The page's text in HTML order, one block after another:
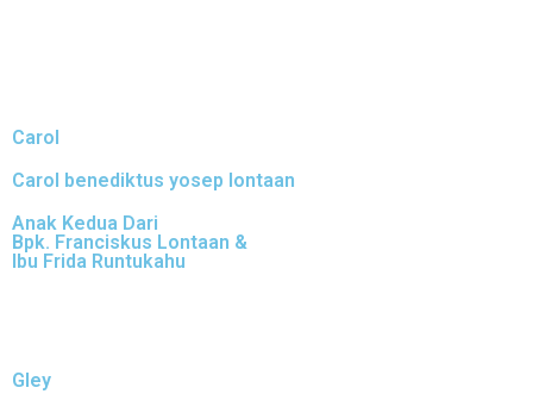
Carol
Carol benediktus yosep lontaan
Anak Kedua Dari
Bpk. Franciskus Lontaan &
Ibu Frida Runtukahu
Gley